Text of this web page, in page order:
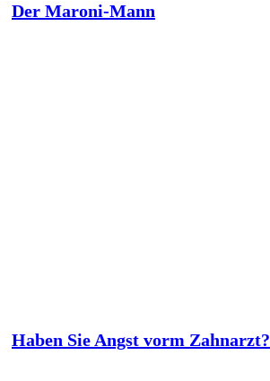
Der Maroni-Mann
Haben Sie Angst vorm Zahnarzt?